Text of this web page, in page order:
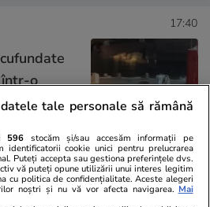
17:40
o
A început
două
17:00
tale personale să rămână
596 stocăm și/sau accesăm informații pe
identificatorii cookie unici pentru prelucrarea
Puteți accepta sau gestiona preferințele dvs.
vă puteți opune utilizării unui interes legitim
cu politica de confidențialitate. Aceste alegeri
noștri și nu vă vor afecta navigarea. Mai